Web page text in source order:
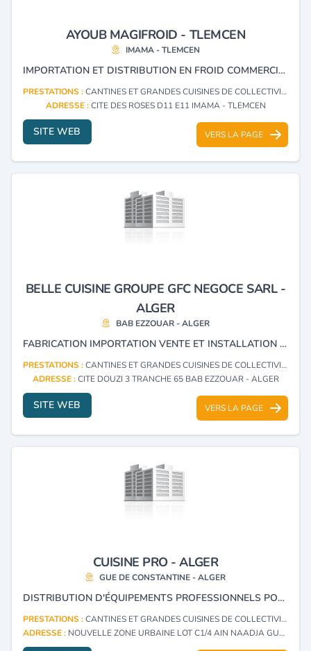
AYOUB MAGIFROID - TLEMCEN
IMAMA - TLEMCEN
IMPORTATION ET DISTRIBUTION EN FROID COMMERCIALE, CLIMATISATION FROID ET CHAUD INDUSTRIELLE, COLLECTIVITÉ ET HÔTELLERIE.MAINTENANCE ET INSTALLATION DES CHAMBRES FROIDES
PRESTATIONS :CANTINES ET GRANDES CUISINES DE COLLECTIVITÉS : FOURNITURES ET MATÉRIEL
ADRESSE :CITE DES ROSES D11 E11 IMAMA - TLEMCEN
SITE WEB VERS LA PAGE
BELLE CUISINE GROUPE GFC NEGOCE SARL -
ALGER
BAB EZZOUAR - ALGER
FABRICATION IMPORTATION VENTE ET INSTALLATION DES MEUBLES DE CUISINE
PRESTATIONS :CANTINES ET GRANDES CUISINES DE COLLECTIVITÉS : FOURNITURES ET MATÉRIEL
ADRESSE :CITE DOUZI 3 TRANCHE 65 BAB EZZOUAR - ALGER
SITE WEB VERS LA PAGE
CUISINE PRO - ALGER
GUE DE CONSTANTINE - ALGER
DISTRIBUTION D'ÉQUIPEMENTS PROFESSIONNELS POUR LES GRANDES CUISINES, CAFÉTÉRIAS, RESTAURANTS ET HÔTELS, ÉQUIPEMENT DE FROID ET DE CLIMATISATION.
PRESTATIONS :CANTINES ET GRANDES CUISINES DE COLLECTIVITÉS : FOURNITURES ET MATÉRIEL
ADRESSE : NOUVELLE ZONE URBAINE LOT C1/4 AIN NAADJA GUE DE CONSTANTINE - ALGER